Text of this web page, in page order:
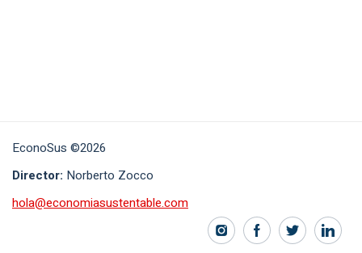
EconoSus ©2026
Director: Norberto Zocco
hola@economiasustentable.com